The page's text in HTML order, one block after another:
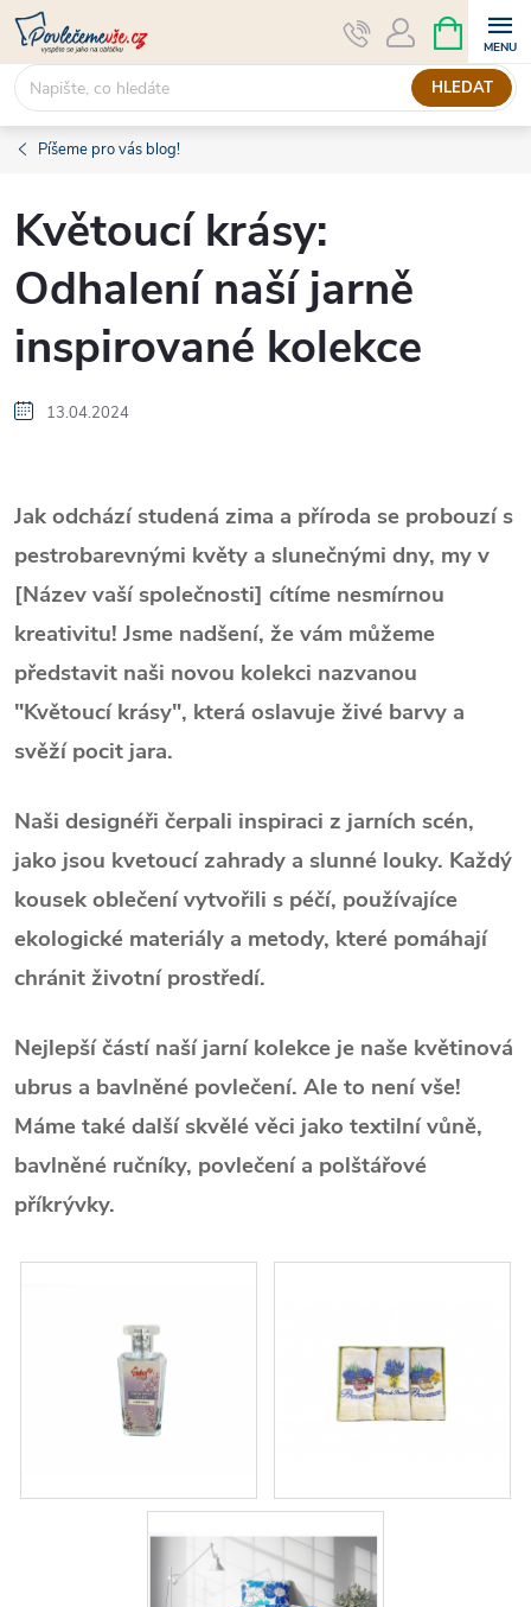
Přejít
obsah
HLEDAT
NÁKUPNÍ
KOŠÍK
Píšeme pro vás blog!
Květoucí krásy:
Odhalení naší jarně
inspirované kolekce
13.04.2024
Jak odchází studená zima a příroda se probouzí s
pestrobarevnými květy a slunečnými dny, my v
[Název vaší společnosti] cítíme nesmírnou
kreativitu! Jsme nadšení, že vám můžeme
představit naši novou kolekci nazvanou
"Květoucí krásy", která oslavuje živé barvy a
svěží pocit jara.
Naši designéři čerpali inspiraci z jarních scén,
jako jsou kvetoucí zahrady a slunné louky. Každý
kousek oblečení vytvořili s péčí, používajíce
ekologické materiály a metody, které pomáhají
chránit životní prostředí.
Nejlepší částí naší jarní kolekce je naše květinová
ubrus a bavlněné povlečení. Ale to není vše!
Máme také další skvělé věci jako textilní vůně,
bavlněné ručníky, povlečení a polštářové
příkrývky.